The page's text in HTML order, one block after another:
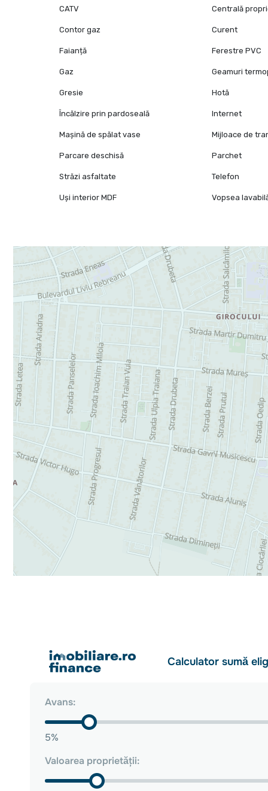
CATV Centrală
Contor gaz Curent
Faianță Ferestre PVC
Gaz Geamuri
Gresie Hotă
Încălzire prin pardoseală Internet
Mașină de spălat vase Mijloace de
Parcare deschisă Parchet
Străzi asfaltate Telefon
Uși interior MDF Vopsea